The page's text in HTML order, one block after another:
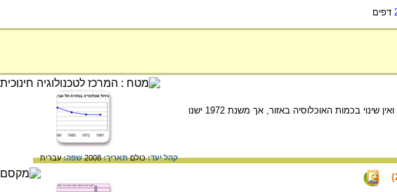
דפים
גרף המציג את גידול האוכלוסיה במזרח העיר. ניתן לראות בין השנים 1961 ו 1972 כמעט ואין שינוי בכמות האוכלוסיה באזור, אך משנת 1972 ישנו
קהל יעד:כולםתאריך:2008 שפה:עברית